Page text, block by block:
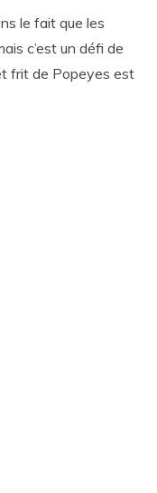
le fait que les
c’est un défi de
frit de Popeyes est